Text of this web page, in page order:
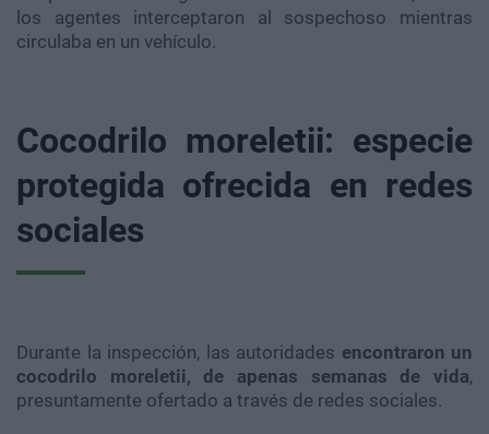
los agentes interceptaron al sospechoso mientras
circulaba en un vehículo.
Cocodrilo moreletii: especie
protegida ofrecida en redes
sociales
Durante la inspección, las autoridades encontraron un
cocodrilo moreletii, de apenas semanas de vida,
presuntamente ofertado a través de redes sociales.